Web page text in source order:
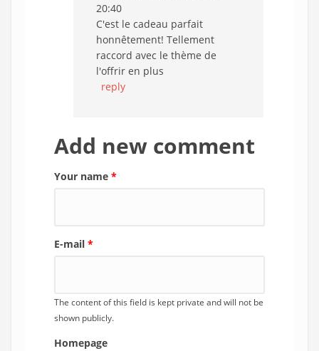
20:40
C'est le cadeau parfait
honnêtement! Tellement
raccord avec le thème de
l'offrir en plus
reply
Add new comment
Your name *
E-mail *
The content of this field is kept private and will not be
shown publicly.
Homepage